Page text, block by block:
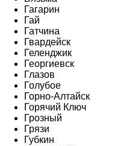
Гагарин
Гай
Гатчина
Гвардейск
Геленджик
Георгиевск
Глазов
Голубое
Горно-Алтайск
Горячий Ключ
Грозный
Грязи
Губкин